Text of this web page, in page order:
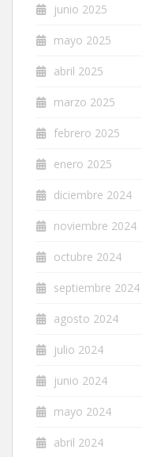
junio 2025
mayo 2025
abril 2025
marzo 2025
febrero 2025
enero 2025
diciembre 2024
noviembre 2024
octubre 2024
septiembre 2024
agosto 2024
julio 2024
junio 2024
mayo 2024
abril 2024